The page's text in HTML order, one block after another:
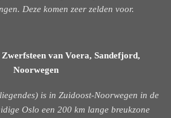
Deze komen zeer zelden voor.
van Voera, Sandefjord,
Noorwegen
is in Zuidoost-Noorwegen in de
Oslo een 200 km lange breukzone